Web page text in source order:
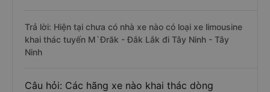
Trả lời: Hiện tại chưa có nhà xe nào có loại xe limousine
khai thác tuyến M`Đrăk - Đắk Lắk đi Tây Ninh - Tây
Ninh
Câu hỏi: Các hãng xe nào khai thác dòng